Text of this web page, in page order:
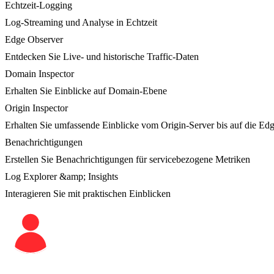
Echtzeit-Logging
Log-Streaming und Analyse in Echtzeit
Edge Observer
Entdecken Sie Live- und historische Traffic-Daten
Domain Inspector
Erhalten Sie Einblicke auf Domain-Ebene
Origin Inspector
Erhalten Sie umfassende Einblicke vom Origin-Server bis auf die
Benachrichtigungen
Erstellen Sie Benachrichtigungen für servicebezogene Metriken
Log Explorer &amp; Insights
Interagieren Sie mit praktischen Einblicken